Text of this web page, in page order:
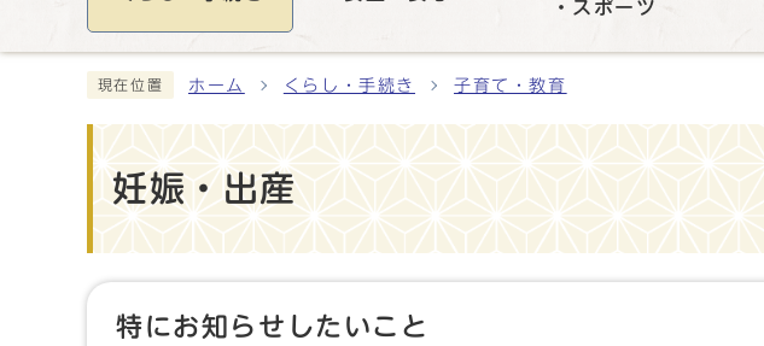
・スポーツ
現在位置 ホーム くらし・手続き 子育て・教育
妊娠・出産
特にお知らせしたいこと